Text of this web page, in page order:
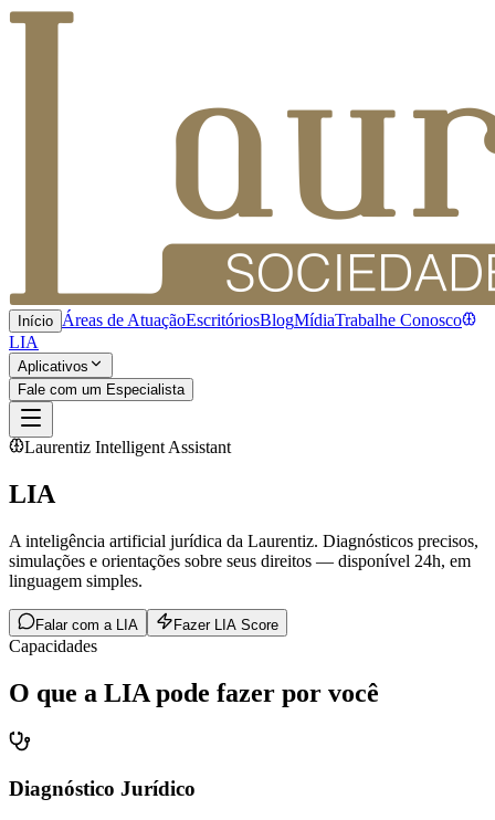
Início Áreas de AtuaçãoEscritóriosBlogMídiaTrabalhe Conosco
LIA
Aplicativos
Fale com um Especialista
Laurentiz Intelligent Assistant
LIA
A inteligência artificial jurídica da Laurentiz. Diagnósticos precisos,
simulações e orientações sobre seus direitos — disponível 24h, em
linguagem simples.
Falar com a LIA Fazer LIA Score
Capacidades
O que a LIA pode fazer por você
Diagnóstico Jurídico